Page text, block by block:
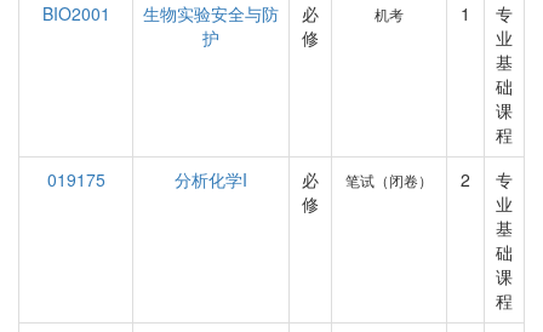
BIO2001
生物实验安全与防
护
必
修
机考 1
专
业
基
础
课
程
019175
分析化学I
必
修
笔试（闭卷） 2
专
业
基
础
课
程